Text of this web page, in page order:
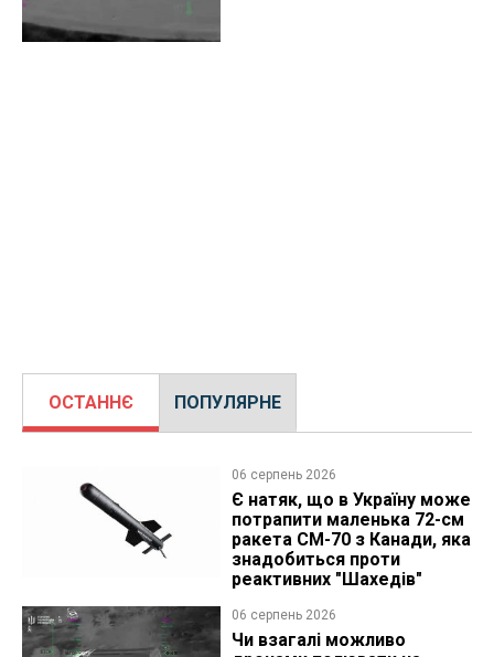
ОСТАННЄ ПОПУЛЯРНЕ
06 серпень 2026
Є натяк, що в Україну може
потрапити маленька 72-см
ракета CM-70 з Канади, яка
знадобиться проти
реактивних "Шахедів"
06 серпень 2026
Чи взагалі можливо